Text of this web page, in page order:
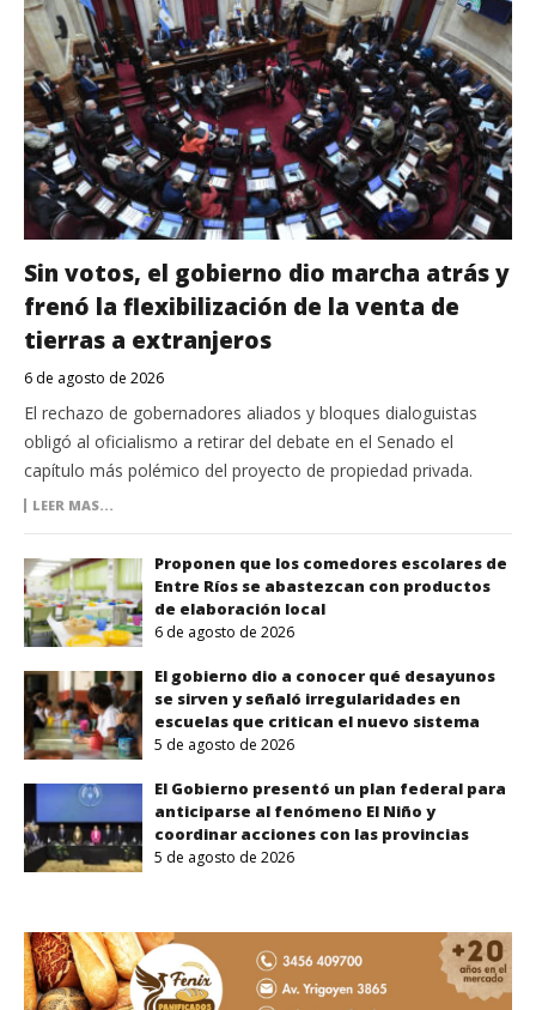
Sin votos, el gobierno dio marcha atrás y
frenó la flexibilización de la venta de
tierras a extranjeros
6 de agosto de 2026
El rechazo de gobernadores aliados y bloques dialoguistas
obligó al oficialismo a retirar del debate en el Senado el
capítulo más polémico del proyecto de propiedad privada.
LEER MAS...
Proponen que los comedores escolares de
Entre Ríos se abastezcan con productos
de elaboración local
6 de agosto de 2026
El gobierno dio a conocer qué desayunos
se sirven y señaló irregularidades en
escuelas que critican el nuevo sistema
5 de agosto de 2026
El Gobierno presentó un plan federal para
anticiparse al fenómeno El Niño y
coordinar acciones con las provincias
5 de agosto de 2026
Cinco vagones descarrilaron y la carga
de la formación quedó bajo custodia
policial
CONCEPCIÓN DEL URUGUAY
Realizan por primera vez una cirugía
de reconstrucción torácica en
Concepción del Uruguay
ENTRE RÍOS
Entre Ríos refuerza el sistema
sanitario con la incorporación de 24
ambulancias y nuevo equipamiento